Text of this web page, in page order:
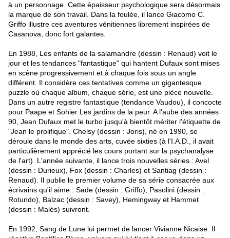
à un personnage. Cette épaisseur psychologique sera désormais
la marque de son travail. Dans la foulée, il lance Giacomo C.
Griffo illustre ces aventures vénitiennes librement inspirées de
Casanova, donc fort galantes.
En 1988, Les enfants de la salamandre (dessin : Renaud) voit le
jour et les tendances "fantastique" qui hantent Dufaux sont mises
en scène progressivement et à chaque fois sous un angle
différent. Il considère ces tentatives comme un gigantesque
puzzle où chaque album, chaque série, est une pièce nouvelle.
Dans un autre registre fantastique (tendance Vaudou), il concocte
pour Paape et Sohier Les jardins de la peur. A l'aube des années
90, Jean Dufaux met le turbo jusqu'à bientôt mériter l'étiquette de
"Jean le prolifique". Chelsy (dessin : Joris), né en 1990, se
déroule dans le monde des arts, cuvée sixties (à l'I.A.D., il avait
particulièrement apprécié les cours portant sur la psychanalyse
de l'art). L'année suivante, il lance trois nouvelles séries : Avel
(dessin : Durieux), Fox (dessin : Charles) et Santiag (dessin :
Renaud). Il publie le premier volume de sa série consacrée aux
écrivains qu'il aime : Sade (dessin : Griffo), Pasolini (dessin :
Rotundo), Balzac (dessin : Savey), Hemingway et Hammet
(dessin : Malès) suivront.
En 1992, Sang de Lune lui permet de lancer Vivianne Nicaise. Il